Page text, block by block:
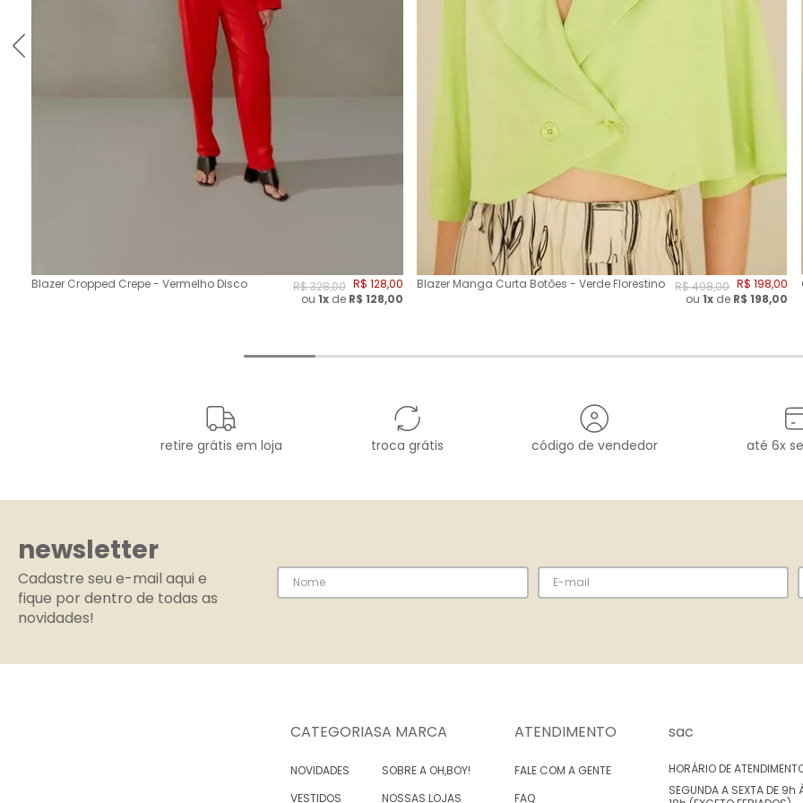
Blazer Cropped Crepe - Vermelho Disco R$328,00 R$ 128,00
ou 1xde R$ 128,00
Blazer Manga Curta Botões - Verde Florestino R$498,00 R$ 198,00
ou1x de R$198,00
retire grátis em loja troca grátis código de vendedor até 6x
newsletter
Cadastre seu e-mail aqui e
fique por dentro de todas as
novidades!
CATEGORIAS
NOVIDADES
VESTIDOS
A MARCA
SOBRE A OH,BOY!
NOSSAS LOJAS
ATENDIMENTO
FALE COM A GENTE
FAQ
sac
HORÁRIO DE
SEGUNDA A SEXTA DE 9h